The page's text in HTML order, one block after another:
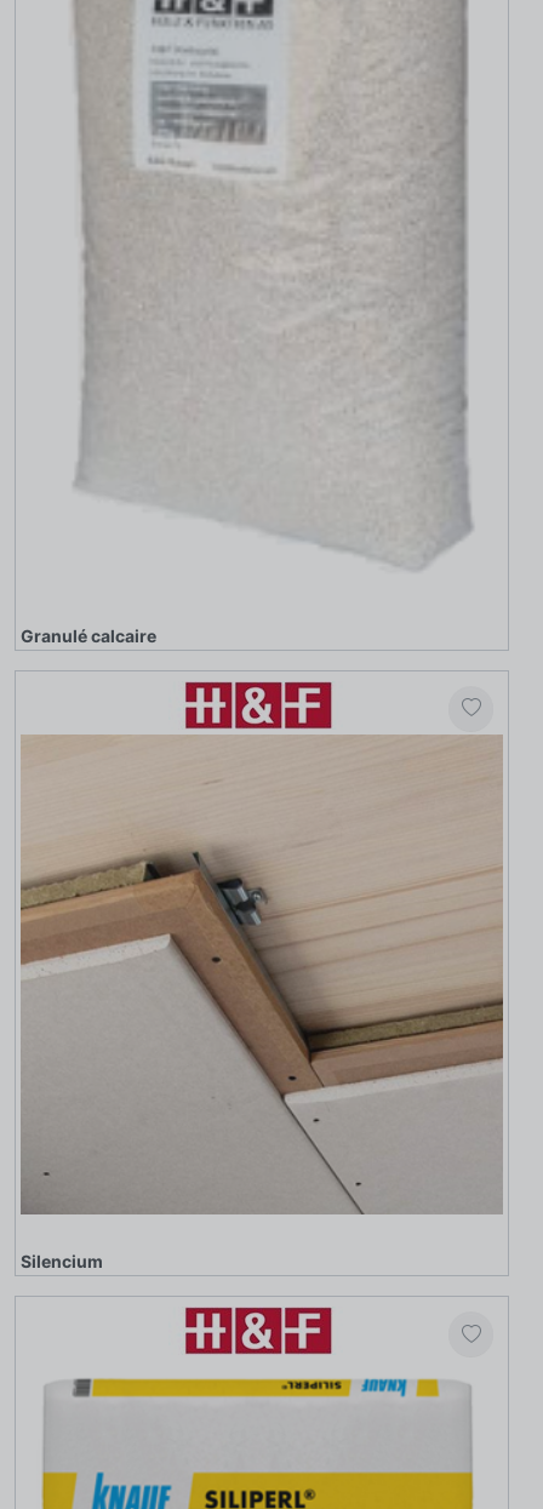
Granulé calcaire
Silencium